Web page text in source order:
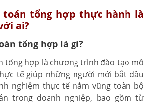
toán tổng hợp thực hành là
ai?
tổng hợp là gì?
tổng hợp là chương trình đào tạo mô
tế giúp những người mới bắt đầu
nghiệm thực tế nắm vững toàn bộ
trong doanh nghiệp, bao gồm từ